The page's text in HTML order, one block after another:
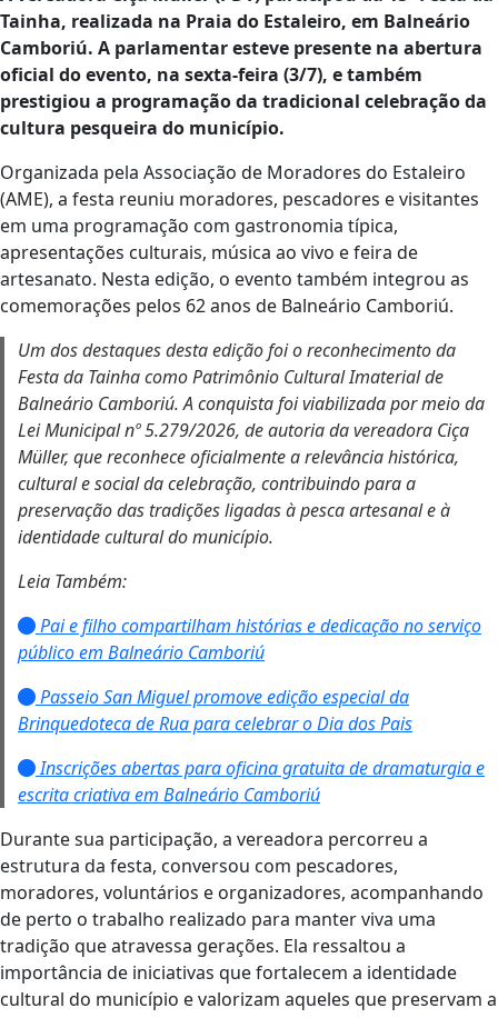
Tainha, realizada na Praia do Estaleiro, em Balneário
Camboriú. A parlamentar esteve presente na abertura
oficial do evento, na sexta-feira (3/7), e também
prestigiou a programação da tradicional celebração da
cultura pesqueira do município.
Organizada pela Associação de Moradores do Estaleiro
(AME), a festa reuniu moradores, pescadores e visitantes
em uma programação com gastronomia típica,
apresentações culturais, música ao vivo e feira de
artesanato. Nesta edição, o evento também integrou as
comemorações pelos 62 anos de Balneário Camboriú.
Um dos destaques desta edição foi o reconhecimento da
Festa da Tainha como Patrimônio Cultural Imaterial de
Balneário Camboriú. A conquista foi viabilizada por meio da
Lei Municipal nº 5.279/2026, de autoria da vereadora Ciça
Müller, que reconhece oficialmente a relevância histórica,
cultural e social da celebração, contribuindo para a
preservação das tradições ligadas à pesca artesanal e à
identidade cultural do município.
Leia Também:
Pai e filho compartilham histórias e dedicação no serviço
público em Balneário Camboriú
Passeio San Miguel promove edição especial da
Brinquedoteca de Rua para celebrar o Dia dos Pais
Inscrições abertas para oficina gratuita de dramaturgia e
escrita criativa em Balneário Camboriú
Durante sua participação, a vereadora percorreu a
estrutura da festa, conversou com pescadores,
moradores, voluntários e organizadores, acompanhando
de perto o trabalho realizado para manter viva uma
tradição que atravessa gerações. Ela ressaltou a
importância de iniciativas que fortalecem a identidade
cultural do município e valorizam aqueles que preservam a